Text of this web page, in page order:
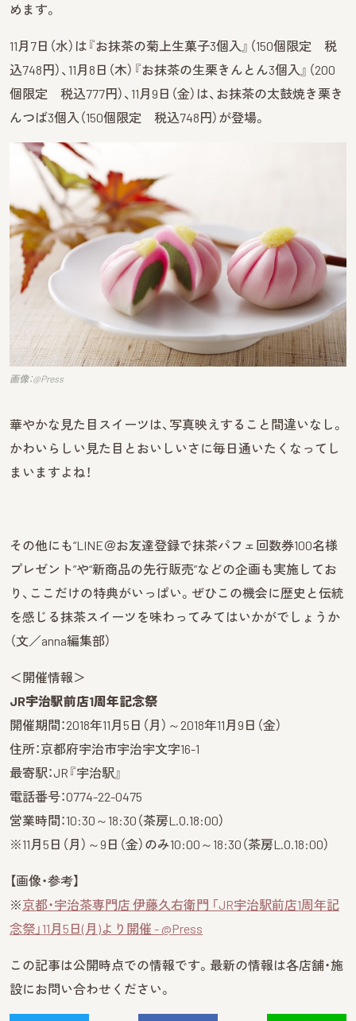
めます。
11月7日（水）は『お抹茶の菊上生菓子3個入』（150個限定 税
込748円）、11月8日（木）『お抹茶の生栗きんとん3個入』（200
個限定 税込777円）、11月9日（金）は、お抹茶の太鼓焼き栗き
んつば3個入（150個限定 税込748円）が登場。
画像：@Press
華やかな見た目スイーツは、写真映えすること間違いなし。
かわいらしい見た目とおいしいさに毎日通いたくなってし
まいますよね！
その他にも“LINE＠お友達登録で抹茶パフェ回数券100名様
プレゼント”や“新商品の先行販売”などの企画も実施してお
り、ここだけの特典がいっぱい。ぜひこの機会に歴史と伝統
を感じる抹茶スイーツを味わってみてはいかがでしょうか
（文／anna編集部）
＜開催情報＞
JR宇治駅前店1周年記念祭
開催期間：2018年11月5日（月）～2018年11月9日（金）
住所：京都府宇治市宇治宇文字16-1
最寄駅：JR『宇治駅』
電話番号：0774-22-0475
営業時間：10:30～18:30（茶房L.O.18:00）
※11月5日（月）～9日（金）のみ10:00～18:30（茶房L.O.18:00）
【画像・参考】
※京都・宇治茶専門店 伊藤久右衛門 「JR宇治駅前店1周年記
念祭」11月5日(月)より開催 - @Press
この記事は公開時点での情報です。最新の情報は各店舗・施
設にお問い合わせください。